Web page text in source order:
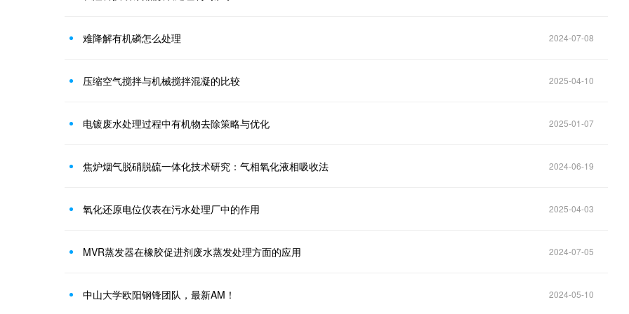
难降解有机磷怎么处理 2024-07-08
压缩空气搅拌与机械搅拌混凝的比较 2025-04-10
电镀废水处理过程中有机物去除策略与优化 2025-01-07
焦炉烟气脱硝脱硫一体化技术研究：气相氧化液相吸收法 2024-06-19
氧化还原电位仪表在污水处理厂中的作用 2025-04-03
MVR蒸发器在橡胶促进剂废水蒸发处理方面的应用 2024-07-05
中山大学欧阳钢锋团队，最新AM！ 2024-05-10